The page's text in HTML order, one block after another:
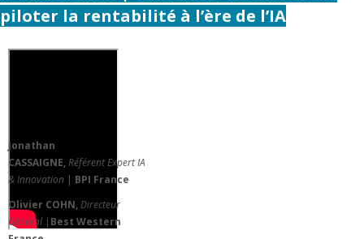
piloter la rentabilité à l’ère de l’IA
Jonathan
CASSAIGNE,Référent Expert IA
& Innovation | BPI France
Olivier COHN,Directeur
Général | Best Western